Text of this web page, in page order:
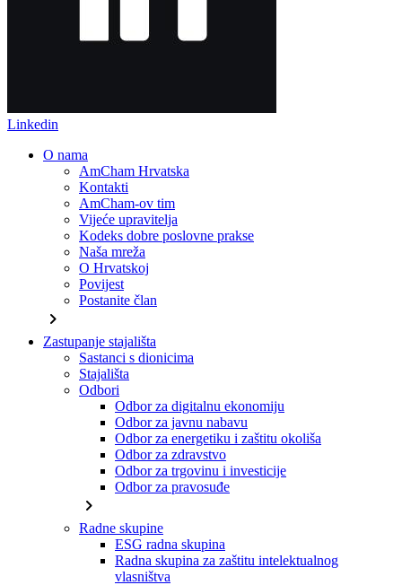
Linkedin
O nama
AmCham Hrvatska
Kontakti
AmCham-ov tim
Vijeće upravitelja
Kodeks dobre poslovne prakse
Naša mreža
O Hrvatskoj
Povijest
Postanite član
chevron_right
Zastupanje stajališta
Sastanci s dionicima
Stajališta
Odbori
Odbor za digitalnu ekonomiju
Odbor za javnu nabavu
Odbor za energetiku i zaštitu okoliša
Odbor za zdravstvo
Odbor za trgovinu i investicije
Odbor za pravosuđe
chevron_right
Radne skupine
ESG radna skupina
Radna skupina za zaštitu intelektualnog
vlasništva